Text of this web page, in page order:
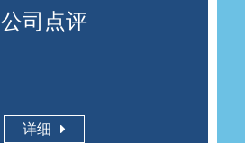
公司点评
详细